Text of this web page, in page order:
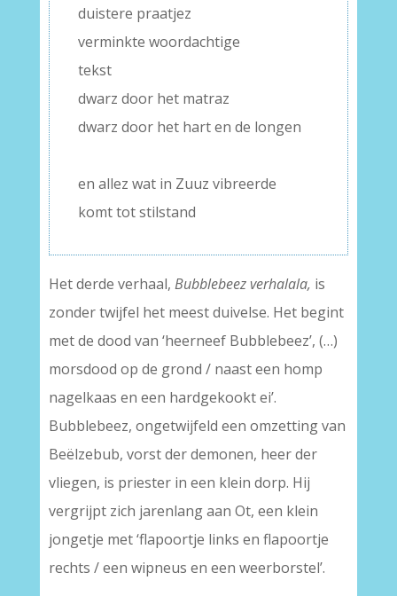
duistere praatjez
verminkte woordachtige
tekst
dwarz door het matraz
dwarz door het hart en de longen
en allez wat in Zuuz vibreerde
komt tot stilstand
Het derde verhaal, Bubblebeez verhalala, is
zonder twijfel het meest duivelse. Het begint
met de dood van ‘heerneef Bubblebeez’, (…)
morsdood op de grond / naast een homp
nagelkaas en een hardgekookt ei’.
Bubblebeez, ongetwijfeld een omzetting van
Beëlzebub, vorst der demonen, heer der
vliegen, is priester in een klein dorp. Hij
vergrijpt zich jarenlang aan Ot, een klein
jongetje met ‘flapoortje links en flapoortje
rechts / een wipneus en een weerborstel’.